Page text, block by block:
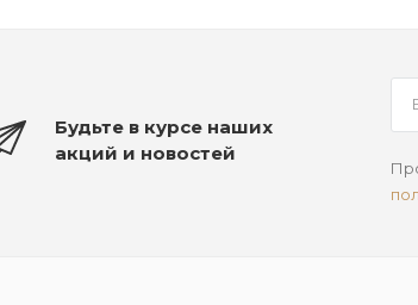
Будьте в курсе наших
акций и новостей